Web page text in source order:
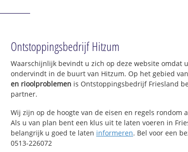
Ontstoppingsbedrijf Hitzum
Waarschijnlijk bevindt u zich op deze website omdat
ondervindt in de buurt van Hitzum. Op het gebied van
en rioolproblemen is Ontstoppingsbedrijf Friesland
partner.
Wij zijn op de hoogte van de eisen en regels rondom
Als u van plan bent een klus uit te laten voeren in
belangrijk u goed te laten informeren. Bel voor een
0513-226072